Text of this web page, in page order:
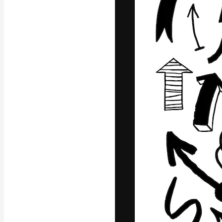
Platforma
najlepszych
Polski
Copyright ©